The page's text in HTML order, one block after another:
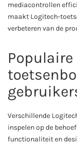
mediacontrollen
maakt Logitech-
verbeteren van de
Verschillende
inspelen op de
functionaliteit en